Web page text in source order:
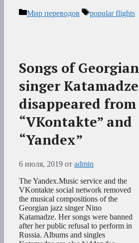
Рубрики
Мир переводов Метки
popular flights
Songs of Georgian
singer Katamadze
disappeared from
“VKontakte” and
“Yandex”
6 июля, 2019 от admin
The Yandex.Music service and the
VKontakte social network removed
the musical compositions of the
Georgian jazz singer Nino
Katamadze. Her songs were banned
after her public refusal to perform in
Russia. Albums and singles